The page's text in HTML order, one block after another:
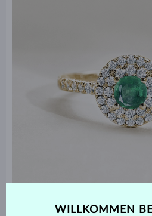
WILLKOMMEN